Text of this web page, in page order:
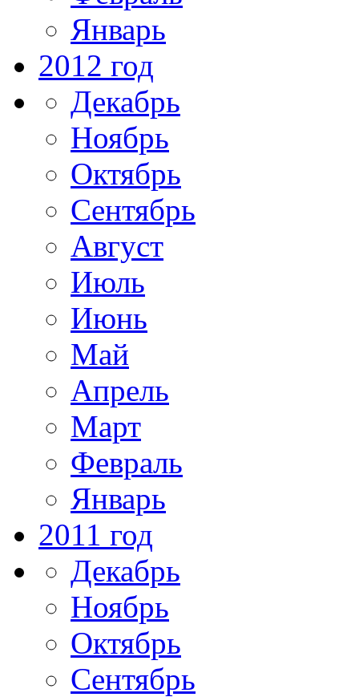
Январь
2012 год
Декабрь
Ноябрь
Октябрь
Сентябрь
Август
Июль
Июнь
Май
Апрель
Март
Февраль
Январь
2011 год
Декабрь
Ноябрь
Октябрь
Сентябрь